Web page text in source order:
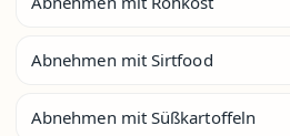
Abnehmen mit Sirtfood
Abnehmen mit Süßkartoffeln